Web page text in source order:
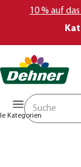
10 % auf
Kategorien